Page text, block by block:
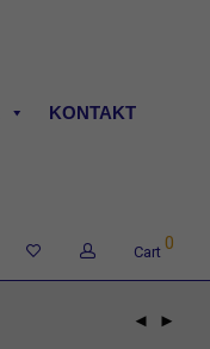
KONTAKT
Cart 0